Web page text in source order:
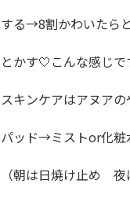
する→8割かわいたら
とかす🤍こんな感じで
スキンケアはアヌア
パッド→ミストor化
（朝は日焼け止め　